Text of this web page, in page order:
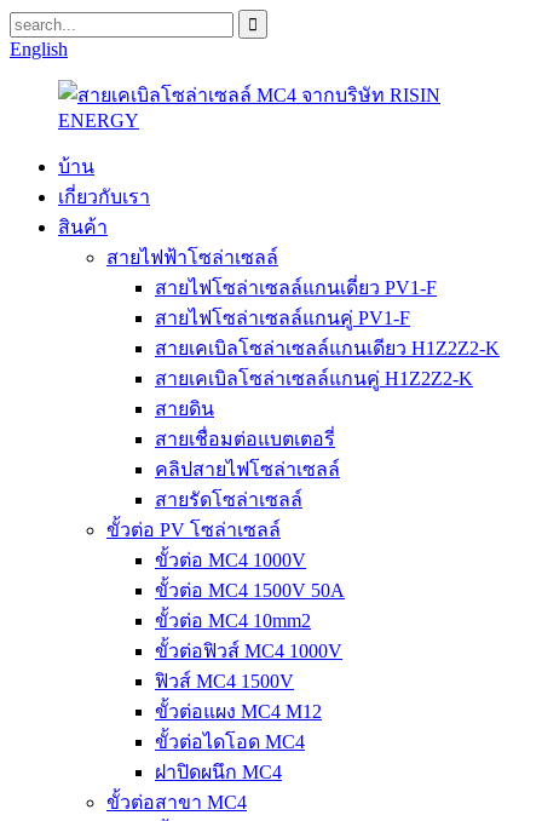
English
บ้าน
เกี่ยวกับเรา
สินค้า
สายไฟฟ้าโซล่าเซลล์
สายไฟโซล่าเซลล์แกนเดี่ยว PV1-F
สายไฟโซล่าเซลล์แกนคู่ PV1-F
สายเคเบิลโซล่าเซลล์แกนเดียว H1Z2Z2-K
สายเคเบิลโซล่าเซลล์แกนคู่ H1Z2Z2-K
สายดิน
สายเชื่อมต่อแบตเตอรี่
คลิปสายไฟโซล่าเซลล์
สายรัดโซล่าเซลล์
ขั้วต่อ PV โซล่าเซลล์
ขั้วต่อ MC4 1000V
ขั้วต่อ MC4 1500V 50A
ขั้วต่อ MC4 10mm2
ขั้วต่อฟิวส์ MC4 1000V
ฟิวส์ MC4 1500V
ขั้วต่อแผง MC4 M12
ขั้วต่อไดโอด MC4
ฝาปิดผนึก MC4
ขั้วต่อสาขา MC4